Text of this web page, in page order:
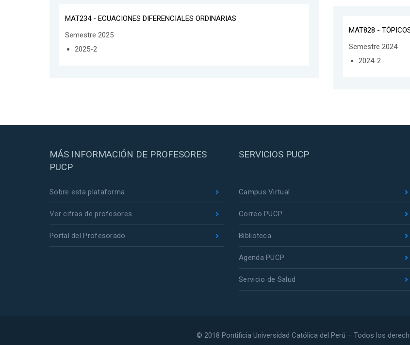
MAT234 - ECUACIONES DIFERENCIALES ORDINARIAS
Semestre 2025
2025-2
MAT828 -
Semestre 2024
2024-2
MÁS INFORMACIÓN DE PROFESORES
PUCP
Sobre esta plataforma
Ver cifras de profesores
Portal del Profesorado
SERVICIOS PUCP
Campus Virtual
Correo PUCP
Biblioteca
Agenda PUCP
Servicio de Salud
© 2018 Pontificia Universidad Católica del Perú – Todos los